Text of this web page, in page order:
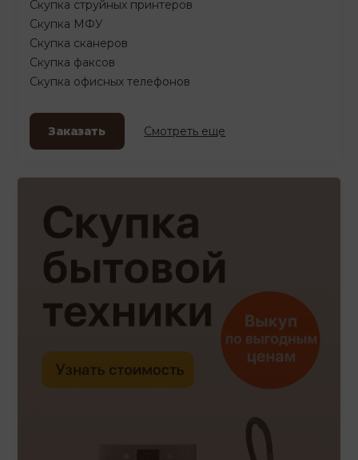
Скупка струйных принтеров
Скупка МФУ
Скупка сканеров
Скупка факсов
Скупка офисных телефонов
Заказать Смотреть еще